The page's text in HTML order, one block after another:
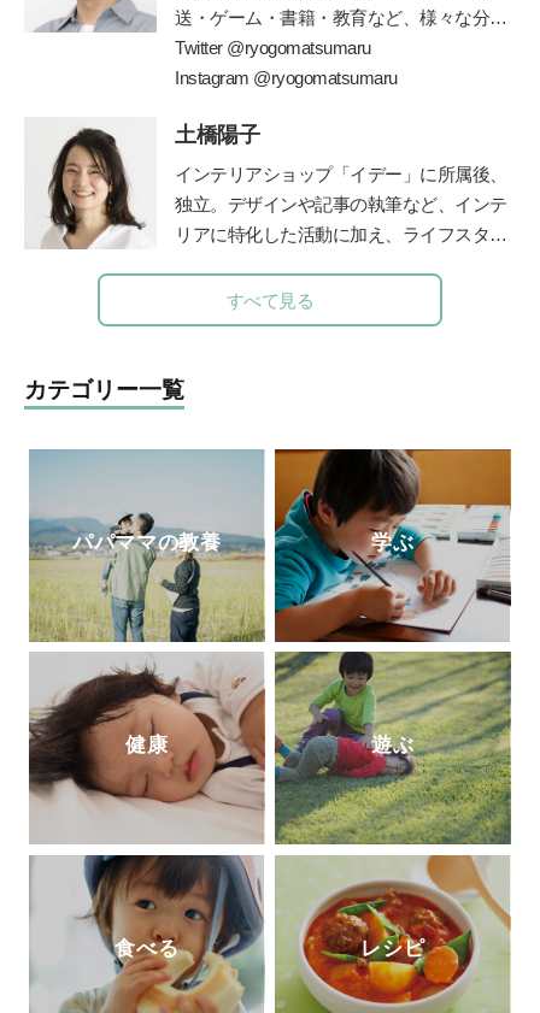
ージを伝えてきた。
送・ゲーム・書籍・教育など、様々な分野
で一大ブームを巻き起こしている
の仕掛け人。現在は東大発の謎解きクリエ
とともに様々なメディアに謎解きを仕掛け
ている。監修書籍に、『東大ナゾトレ』シ
リーズ (扶桑社) 、『東大松丸式ナゾトキス
クール』『東大松丸式 名探偵コナンナゾ
ナゾときタイム』
、など多数の
Twitter @ryogomatsumaru
Instagram @ryogomatsumaru
土橋陽子
インテリアショップ「イデー」に所属後、
独立。デザインや記事の執筆など、インテ
リアに特化した活動に加え、ライフスタイ
の時間に笑顔を増やすアナログ時計「funp
unclock」シリーズデザイナー。仕事と並
目ざして、モンテッソーリ教育理論を学び
直し中。
すべて見る
カテゴリー一覧
パパママの教養 学ぶ
健康 遊ぶ
食べる レシピ